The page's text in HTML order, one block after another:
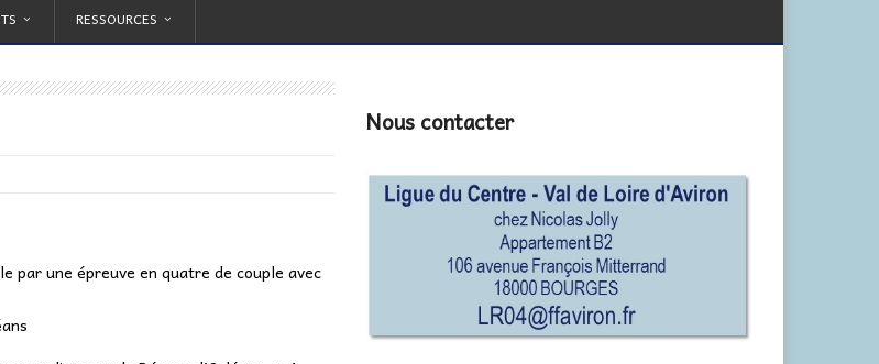
RESSOURCES
par une épreuve en quatre de couple avec
Nous contacter